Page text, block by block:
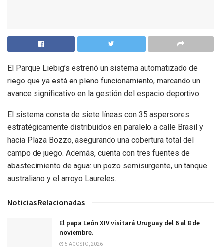
El Parque Liebig’s estrenó un sistema automatizado de
riego que ya está en pleno funcionamiento, marcando un
avance significativo en la gestión del espacio deportivo.
El sistema consta de siete líneas con 35 aspersores
estratégicamente distribuidos en paralelo a calle Brasil y
hacia Plaza Bozzo, asegurando una cobertura total del
campo de juego. Además, cuenta con tres fuentes de
abastecimiento de agua: un pozo semisurgente, un tanque
australiano y el arroyo Laureles.
Noticias Relacionadas
El papa León XIV visitará Uruguay del 6 al 8 de
noviembre.
5 AGOSTO, 2026